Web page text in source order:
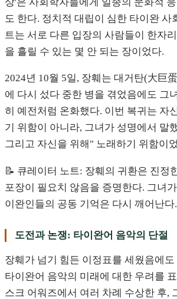
도 한다. 정치적 대립이 심한 타이완 사
트는 서로 다른 입장의 사람들이 한자
을 흘릴 수 있는 몇 안 되는 장이었다.
2024년 10월 5일, 장훼는 대거탄(大巨
에 다시 섰다 중한 병을 겪었음에도 그
히 예전처럼 온화했다. 이번 복귀는 자
기 위함이 아니라, 그녀가 성명에서 말
그리고 자신을 위해" 노래하기 위함이
📝 큐레이터 노트: 장훼의 귀환은 진정
포장이 필요치 않음을 증명한다. 그녀
이완인들의 공동 기억은 다시 깨어난다.
도전과 논쟁: 타이완어 음악의 단절
장훼가 넘기 힘든 이정표를 세웠음에
타이완어 음악의 미래에 대한 우려를
스크 어워즈에서 여러 차례 수상한 후,